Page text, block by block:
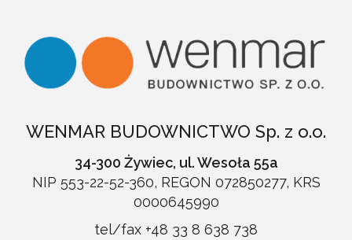
WENMAR BUDOWNICTWO Sp. z o.o.
34-300 Żywiec, ul. Wesoła 55a
NIP 553-22-52-360, REGON 072850277, KRS
0000645990
tel/fax +48 33 8 638 738